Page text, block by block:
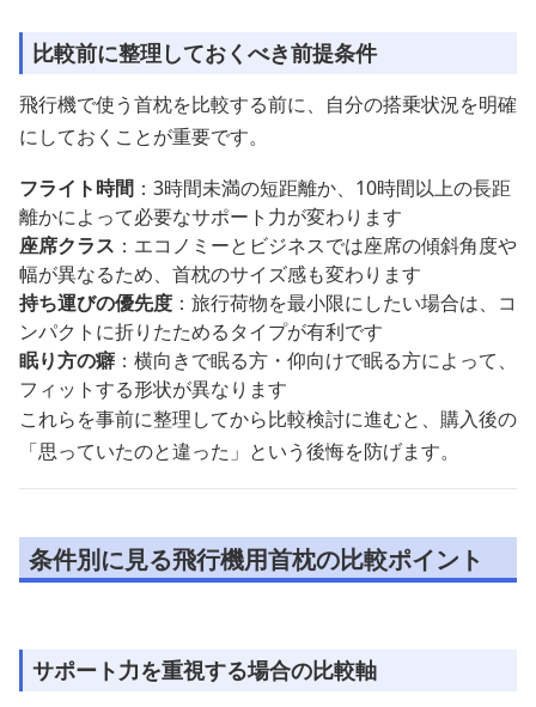
比較前に整理しておくべき前提条件
飛行機で使う首枕を比較する前に、自分の搭乗状況を明確
にしておくことが重要です。
フライト時間 ：3時間未満の短距離か、10時間以上の長距
離かによって必要なサポート力が変わります
座席クラス ：エコノミーとビジネスでは座席の傾斜角度や
幅が異なるため、首枕のサイズ感も変わります
持ち運びの優先度 ：旅行荷物を最小限にしたい場合は、コ
ンパクトに折りたためるタイプが有利です
眠り方の癖 ：横向きで眠る方・仰向けで眠る方によって、
フィットする形状が異なります
これらを事前に整理してから比較検討に進むと、購入後の
「思っていたのと違った」という後悔を防げます。
条件別に見る飛行機用首枕の比較ポイント
サポート力を重視する場合の比較軸